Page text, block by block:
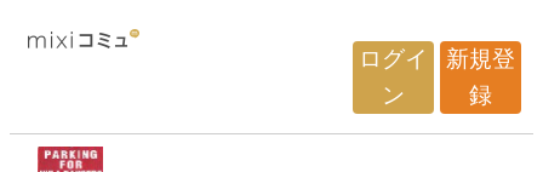
ログイ
ン
新規登
録